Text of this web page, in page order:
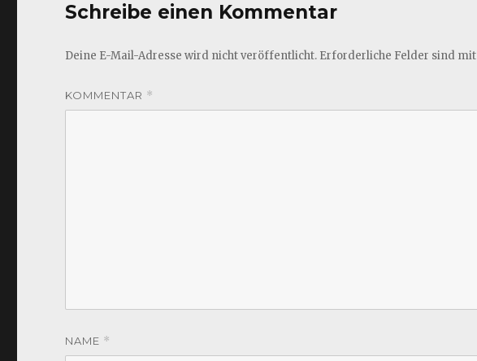
Schreibe einen Kommentar
Deine E-Mail-Adresse wird nicht veröffentlicht. Erforderliche Felder sind mit
KOMMENTAR *
NAME *